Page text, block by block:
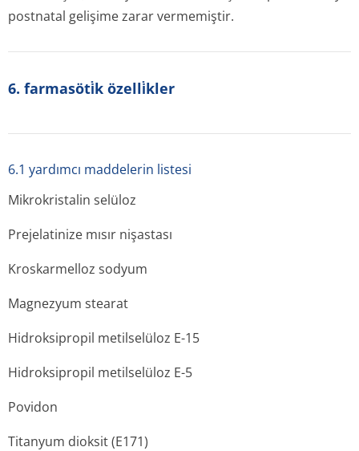
postnatal gelişime zarar vermemiştir.
6. farmasöti̇k özelli̇kler
6.1 yardımcı maddelerin listesi
Mikrokristalin selüloz
Prejelatinize mısır nişastası
Kroskarmelloz sodyum
Magnezyum stearat
Hidroksipropil metilselüloz E-15
Hidroksipropil metilselüloz E-5
Povidon
Titanyum dioksit (E171)